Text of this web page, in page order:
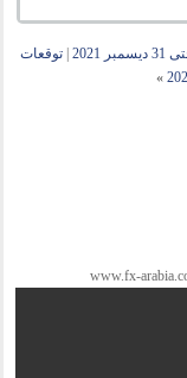
|توقعات
»